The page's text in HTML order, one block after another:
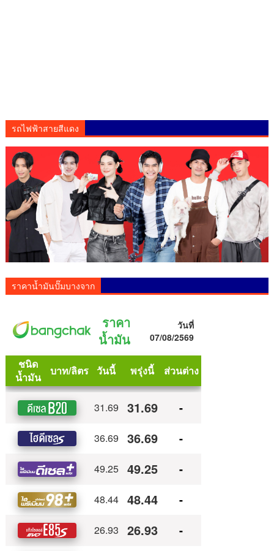
รถไฟฟ้าสายสีแดง
ราคาน้ำมันปั๊มบางจาก